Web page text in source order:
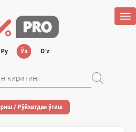
Ру Ўз Oʻz
/ Рўйхатдан ўтиш